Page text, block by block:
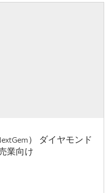
） ダイヤモンド
業向け